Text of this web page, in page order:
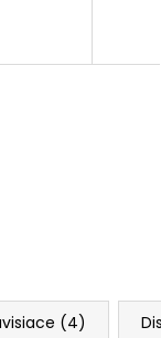
(4)